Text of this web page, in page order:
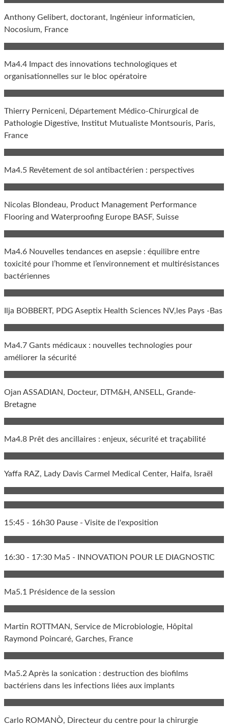
Anthony Gelibert, doctorant, Ingénieur informaticien,
Nocosium, France
Ma4.4 Impact des innovations technologiques et
organisationnelles sur le bloc opératoire
Thierry Perniceni, Département Médico-Chirurgical de
Pathologie Digestive, Institut Mutualiste Montsouris, Paris,
France
Ma4.5 Revêtement de sol antibactérien : perspectives
Nicolas Blondeau, Product Management Performance
Flooring and Waterproofing Europe BASF, Suisse
Ma4.6 Nouvelles tendances en asepsie : équilibre entre
toxicité pour l’homme et l’environnement et multirésistances
bactériennes
Ilja BOBBERT, PDG Aseptix Health Sciences NV,les Pays -Bas
Ma4.7 Gants médicaux : nouvelles technologies pour
améliorer la sécurité
Ojan ASSADIAN, Docteur, DTM&H, ANSELL, Grande-
Bretagne
Ma4.8 Prêt des ancillaires : enjeux, sécurité et traçabilité
Yaffa RAZ, Lady Davis Carmel Medical Center, Haifa, Israël
15:45 - 16h30 Pause - Visite de l'exposition
16:30 - 17:30 Ma5 - INNOVATION POUR LE DIAGNOSTIC
Ma5.1 Présidence de la session
Martin ROTTMAN, Service de Microbiologie, Hôpital
Raymond Poincaré, Garches, France
Ma5.2 Après la sonication : destruction des biofilms
bactériens dans les infections liées aux implants
Carlo ROMANÒ, Directeur du centre pour la chirurgie